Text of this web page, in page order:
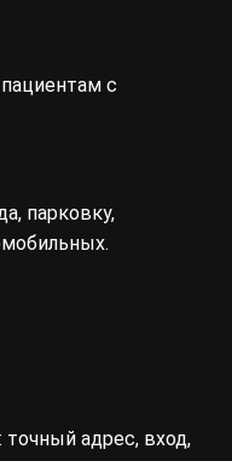
с
парковку,
адрес, вход,